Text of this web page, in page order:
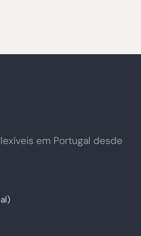
em Portugal desde